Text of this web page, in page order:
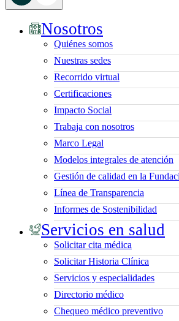
Nosotros
Quiénes somos
Nuestras sedes
Recorrido virtual
Certificaciones
Impacto Social
Trabaja con nosotros
Marco Legal
Modelos integrales de atención
Gestión de calidad en la
Línea de Transparencia
Informes de Sostenibilidad
Servicios en salud
Solicitar cita médica
Solicitar Historia Clínica
Servicios y especialidades
Directorio médico
Chequeo médico preventivo